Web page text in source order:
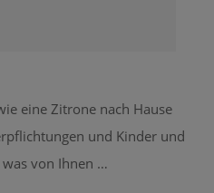
eine Zitrone nach Hause
und Kinder und
von Ihnen …